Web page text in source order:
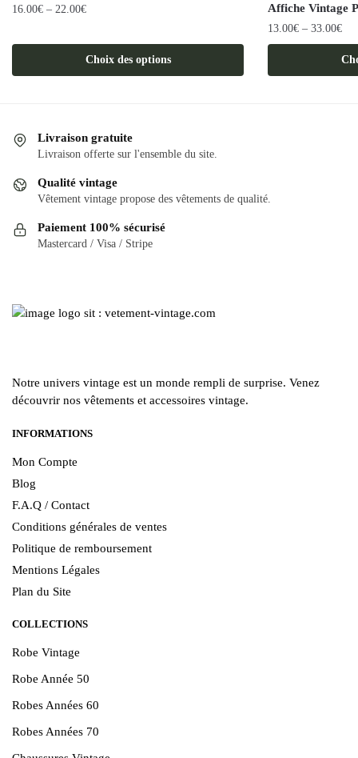
16.00€ – 22.00€
Choix des options
a
Les
options
être
sur
produit
Affiche Vintage
13.00€ – 33.00€
produit
Livraison gratuite
Livraison offerte sur l'ensemble du site.
Qualité vintage
Vêtement vintage propose des vêtements de qualité.
Paiement 100% sécurisé
Mastercard / Visa / Stripe
Notre univers vintage est un monde rempli de surprise. Venez
découvrir nos vêtements et accessoires vintage.
INFORMATIONS
Mon Compte
Blog
F.A.Q / Contact
Conditions générales de ventes
Politique de remboursement
Mentions Légales
Plan du Site
COLLECTIONS
Robe Vintage
Robe Année 50
Robes Années 60
Robes Années 70